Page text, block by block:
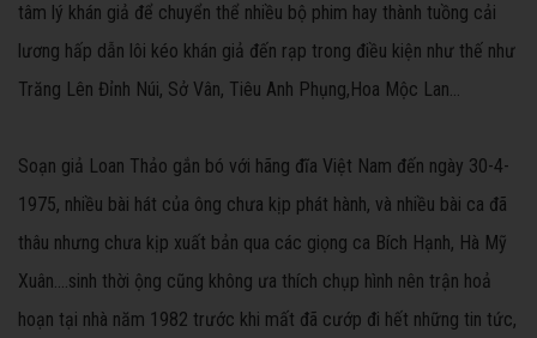
tâm lý khán giả để chuyển thể nhiều bộ phim hay thành tuồng cải
lương hấp dẫn lôi kéo khán giả đến rạp trong điều kiện như thế như
Trăng Lên Đỉnh Núi, Sở Vân, Tiêu Anh Phụng,Hoa Mộc Lan...
Soạn giả Loan Thảo gắn bó với hãng đĩa Việt Nam đến ngày 30-4-
1975, nhiều bài hát của ông chưa kịp phát hành, và nhiều bài ca đã
thâu nhưng chưa kịp xuất bản qua các giọng ca Bích Hạnh, Hà Mỹ
Xuân....sinh thời ộng cũng không ưa thích chụp hình nên trận hoả
hoạn tại nhà năm 1982 trước khi mất đã cướp đi hết những tin tức,